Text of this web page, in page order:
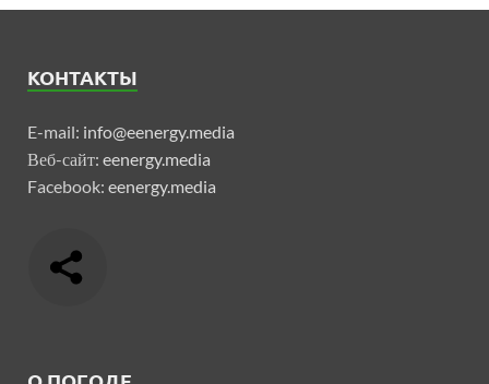
КОНТАКТЫ
E-mail: info@eenergy.media
Веб-сайт: eenergy.media
Facebook: eenergy.media